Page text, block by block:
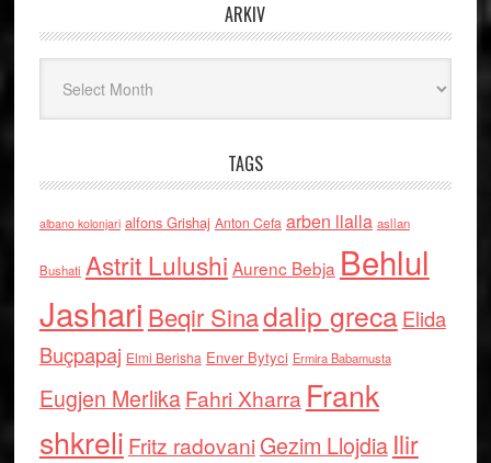
ARKIV
TAGS
albano kolonjari alfons Grishaj Anton Cefa arben llalla asllan
Bushati Astrit Lulushi Aurenc Bebja Behlul
Jashari Beqir Sinadalip grecaElida
Buçpapaj Elmi Berisha Enver Bytyci Ermira Babamusta
Eugjen MerlikaFahri Xharra Frank
shkreli Fritz radovaniGezim Llojdia Ilir